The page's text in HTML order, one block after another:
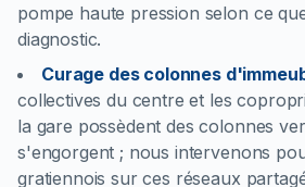
pompe haute pression selon ce
diagnostic.
Curage des colonnes
collectives du centre et les
la gare possèdent des colonnes
s'engorgent ; nous intervenons
gratiennois sur ces réseaux